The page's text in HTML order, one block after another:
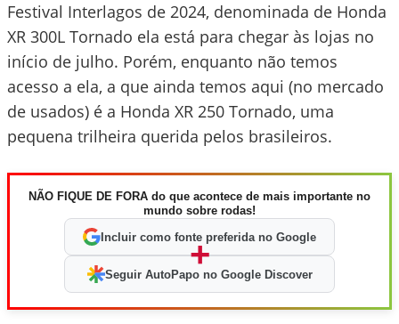
Festival Interlagos de 2024, denominada de Honda
XR 300L Tornado ela está para chegar às lojas no
início de julho. Porém, enquanto não temos
acesso a ela, a que ainda temos aqui (no mercado
de usados) é a Honda XR 250 Tornado, uma
pequena trilheira querida pelos brasileiros.
NÃO FIQUE DE FORA do que acontece de mais importante no
mundo sobre rodas!
Incluir como fonte preferida no Google
+
Seguir AutoPapo no Google Discover